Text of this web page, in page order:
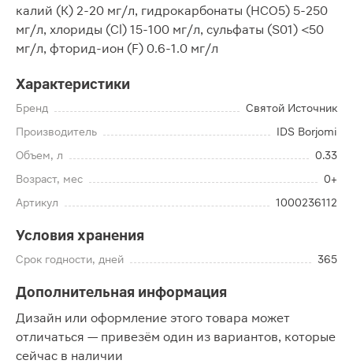
калий (K) 2-20 мг/л, гидрокарбонаты (HCO5) 5-250
мг/л, хлориды (Cl) 15-100 мг/л, сульфаты (S01) <50
мг/л, фторид-ион (F) 0.6-1.0 мг/л
Характеристики
Бренд
Святой Источник
Производитель
IDS Borjomi
Объем, л
0.33
Возраст, мес
0+
Артикул
1000236112
Условия хранения
Срок годности, дней 365
Дополнительная информация
Дизайн или оформление этого товара может
отличаться — привезём один из вариантов, которые
сейчас в наличии